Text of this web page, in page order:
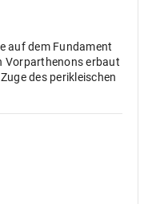
auf dem Fundament
Vorparthenons erbaut
des perikleischen